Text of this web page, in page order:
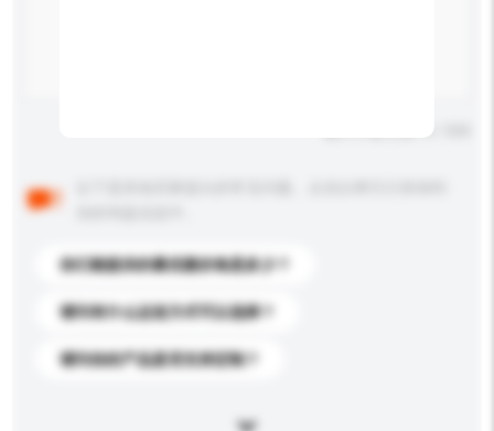
你们能提供的最优惠价格是多少？
请问有什么运送方式可以选择？
请问你的产品是否支持定制？